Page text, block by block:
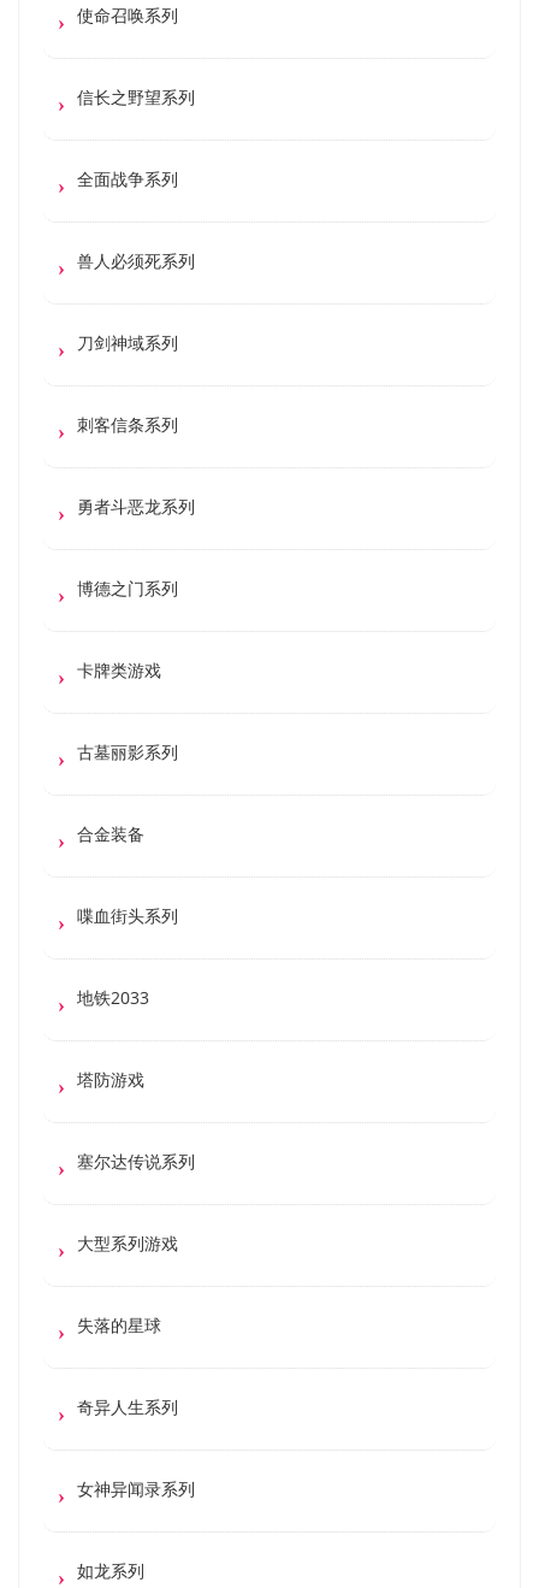
使命召唤系列
信长之野望系列
全面战争系列
兽人必须死系列
刀剑神域系列
刺客信条系列
勇者斗恶龙系列
博德之门系列
卡牌类游戏
古墓丽影系列
合金装备
喋血街头系列
地铁2033
塔防游戏
塞尔达传说系列
大型系列游戏
失落的星球
奇异人生系列
女神异闻录系列
如龙系列